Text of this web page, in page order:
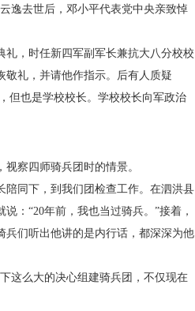
逸去世后，邓小平代表党中央亲致悼
，时任新四军副军长兼抗大八分校校
敬礼，并请他作指示。后有人质疑
但也是学校校长。学校校长向军政治
察四师骑兵团时的情景。
同下，到我们团检查工作。在泗洪县
：“20年前，我也当过骑兵。”接着，
兵们听出他讲的是内行话，都深深为他
这么大的决心组建骑兵团，不仅现在